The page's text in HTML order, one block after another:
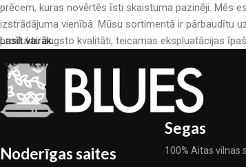
prēcem, kuras novērtēs īsti skaistuma pazinēji. Mēs
izstrādājuma vienībā. Mūsu sortimentā ir pārbaudītu
produktu augsto kvalitāti, teicamas ekspluatācijas
Lasīt vairāk...
Noderīgas saites
Segas
100% Aitas vilnas